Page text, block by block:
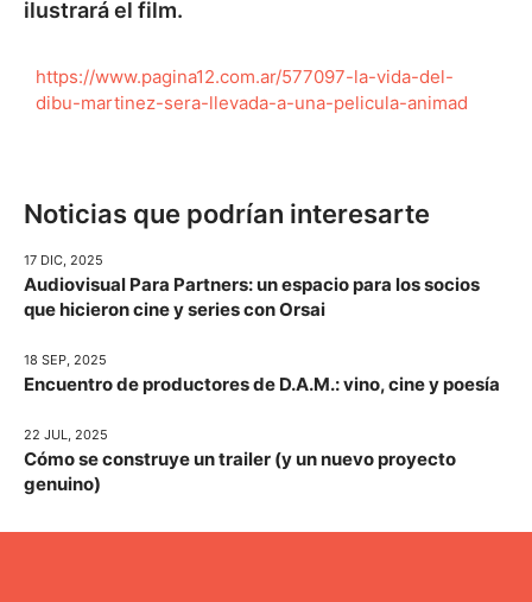
ilustrará el film.
https://www.pagina12.com.ar/577097-la-vida-del-
dibu-martinez-sera-llevada-a-una-pelicula-animad
Noticias que podrían interesarte
17 DIC, 2025
Audiovisual Para Partners: un espacio para los socios
que hicieron cine y series con Orsai
18 SEP, 2025
Encuentro de productores de D.A.M.: vino, cine y poesía
22 JUL, 2025
Cómo se construye un trailer (y un nuevo proyecto
genuino)